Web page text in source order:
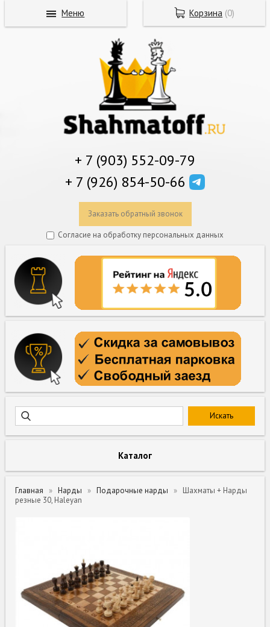
+ 7 (903) 552-09-79
+ 7 (926) 854-50-66
Заказать обратный звонок
Согласие на обработку персональных данных
Каталог
Главная Нарды Подарочные нарды
Шахматы + Нарды
резные 30, Haleyan
Корзина (0)
Меню